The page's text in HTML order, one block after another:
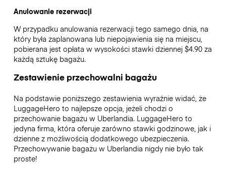
Anulowanie rezerwacji
W przypadku anulowania rezerwacji tego samego dnia, na
który była zaplanowana lub niepojawienia się na miejscu,
pobierana jest opłata w wysokości stawki dziennej $4.90 za
każdą sztukę bagażu.
Zestawienie przechowalni bagażu
Na podstawie poniższego zestawienia wyraźnie widać, że
LuggageHero to najlepsze opcja, jeżeli chodzi o
przechowanie bagażu w Uberlandia. LuggageHero to
jedyna firma, która oferuje zarówno stawki godzinowe, jak i
dzienne z możliwością dodatkowego ubezpieczenia.
Przechowywanie bagażu w Uberlandia nigdy nie było tak
proste!